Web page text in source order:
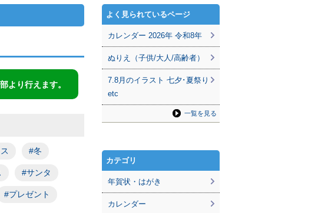
より行えます。
#冬
#サンタ
#プレゼント
よく見られているページ
カレンダー 2026年 令和8年
ぬりえ（子供/大人/高齢者）
7.8月のイラスト 七夕･夏祭り
etc
一覧を見る
カテゴリ
年賀状・はがき
カレンダー